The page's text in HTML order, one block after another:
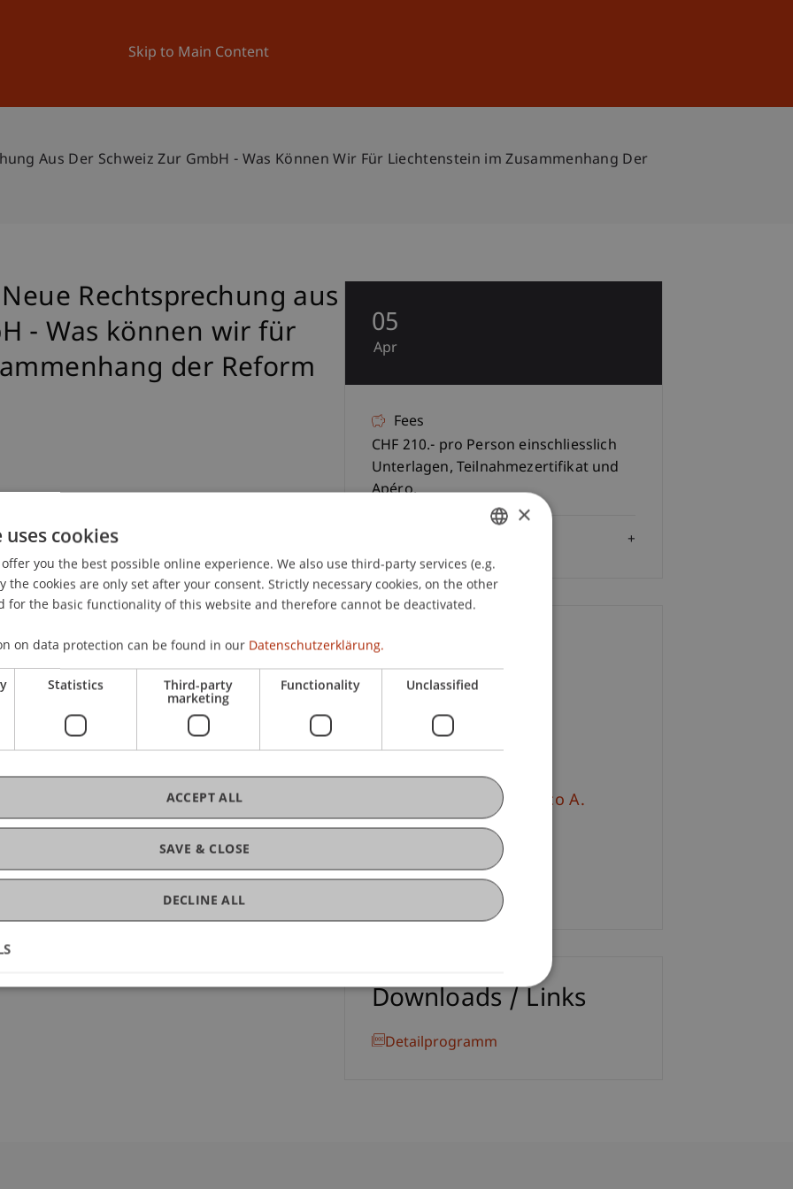
Skip to Main Content
University News and Events
Aus Der Schweiz Zur GmbH - Was Können Wir Für Liechtenstein im Zusammenhang Der
Rechtsprechung aus
- Was können wir für
der Reform
Teilnahmezertifikat und Apéro.
05
Apr
Fees
CHF 210.- pro Person einschliesslich
Unterlagen, Teilnahmezertifikat und
Apéro.
Contact
PaulinaBracher
+423 265 13 32
Email
Univ.-Prof. Dr. Francesco A.
Schurr
Email
Downloads / Links
Detailprogramm
GERMAN
ENGLISH
×
cookies
you the best possible online experience. We also use third-party services (e.g.
the cookies are only set after your consent. Strictly necessary cookies, on the other
for the basic functionality of this website and therefore cannot be deactivated.
on data protection can be found in our Datenschutzerklärung.
Statistics Third-party
marketing
Functionality Unclassified
SAVE & CLOSE
ACCEPT ALL
DECLINE ALL